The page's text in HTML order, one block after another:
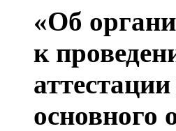
«Об
к
основного